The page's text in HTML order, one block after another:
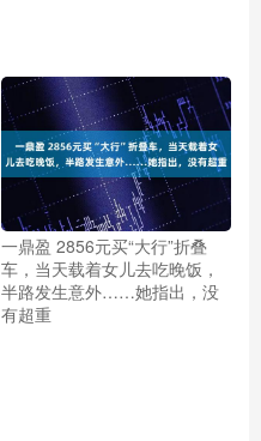
一鼎盈 2856元买“大行”折叠
车，当天载着女儿去吃晚饭，
半路发生意外……她指出，没
有超重